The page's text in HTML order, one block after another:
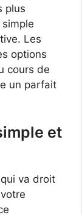
plus
Les
options
cours de
un parfait
et
va droit